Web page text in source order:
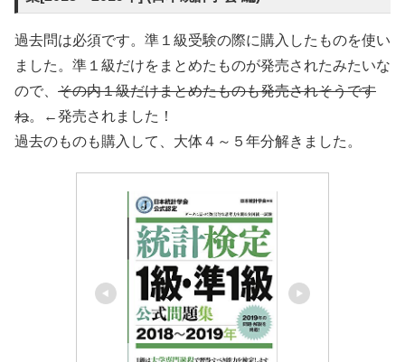
過去問は必須です。準１級受験の際に購入したものを使い
ました。準１級だけをまとめたものが発売されたみたいな
ので、 その内１級だけまとめたものも発売されそうです
ね。←発売されました！
過去のものも購入して、大体４～５年分解きました。